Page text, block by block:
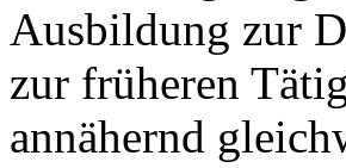
Ausbildung zur
zur früheren
annähernd